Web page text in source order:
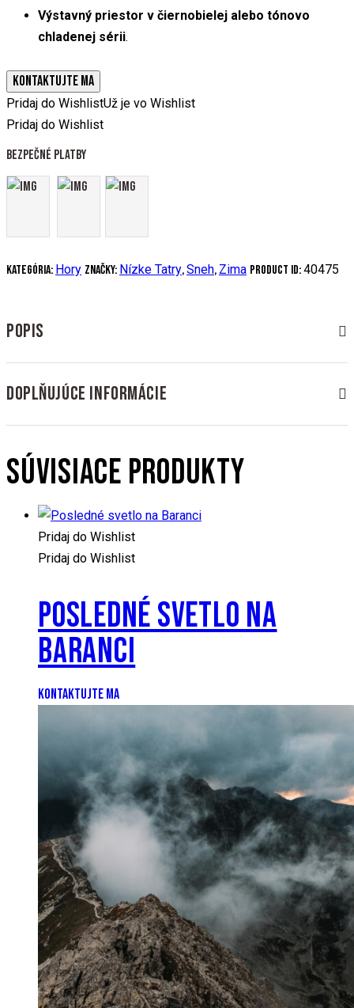
Výstavný priestor v čiernobielej alebo tónovo
chladenej sérii.
KONTAKTUJTE MA
Pridaj do WishlistUž je vo Wishlist
Pridaj do Wishlist
Bezpečné platby
Kategória: Hory Značky: Nízke Tatry,Sneh, Zima Product ID:40475
POPIS
DOPLŇUJÚCE INFORMÁCIE
SÚVISIACE PRODUKTY
Pridaj do Wishlist
Pridaj do Wishlist
POSLEDNÉ SVETLO NA
BARANCI
KONTAKTUJTE MA